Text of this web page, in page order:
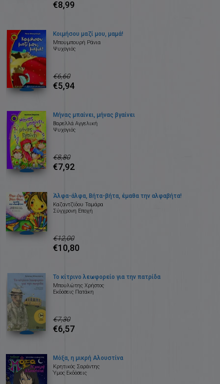
€8,99
Κοιμήσου μαζί μου, μαμά!
Μπουμπουρή Ράνια
Ψυχογιός
€6,60
€5,94
Μήνας μπαίνει, μήνας βγαίνει
Βαρελλά Αγγελική
Ψυχογιός
€8,80
€7,92
Άλφα-άλφα, Βήτα-βήτα, έμαθα την αλφαβήτα!
Καζαντζίδου Ταμάρα
Σύγχρονη Εποχή
€12,00
€10,80
Το κίτρινο λεωφορείο για την πατρίδα
Μπουλώτης Χρήστος
Εκδόσεις Πατάκη
€7,30
€6,57
Μόξα, η μικρή Αλουστίνα
Κρητικός Σαράντης
Ύμος Εκδόσεις